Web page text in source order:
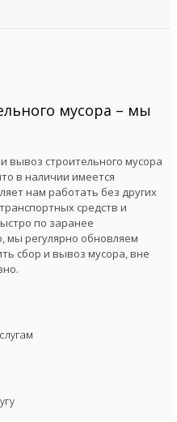
мусора – мы
вывоз строительного мусора
в наличии имеется
нам работать без других
средств и
по заранее
мы регулярно обновляем
сбор и вывоз мусора, вне